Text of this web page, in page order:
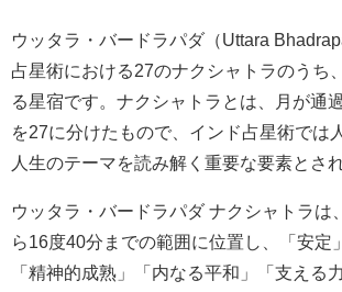
ウッタラ・バードラパダ（Uttara
占星術における27のナクシャトラのうち
る星宿です。ナクシャトラとは、月が通
を27に分けたもので、インド占星術では
人生のテーマを読み解く重要な要素とさ
ウッタラ・バードラパダ ナクシャトラは
ら16度40分までの範囲に位置し、「安定
「精神的成熟」「内なる平和」「支える